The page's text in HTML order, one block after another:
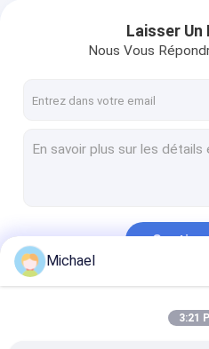
Câble optique extérieur de
Câble optique d'intérieur de
Atténuateur optique de fibre
Corde de correction de
Fermeture optique
Laisser Un
Nous Vous
Michael
3:21